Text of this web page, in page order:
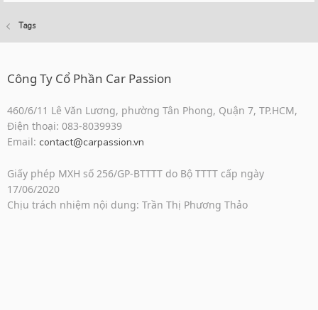
Tags
Công Ty Cổ Phần Car Passion
460/6/11 Lê Văn Lương, phường Tân Phong, Quận 7, TP.HCM,
Điện thoại: 083-8039939
Email: contact@carpassion.vn
Giấy phép MXH số 256/GP-BTTTT do Bộ TTTT cấp ngày
17/06/2020
Chịu trách nhiệm nội dung: Trần Thị Phương Thảo